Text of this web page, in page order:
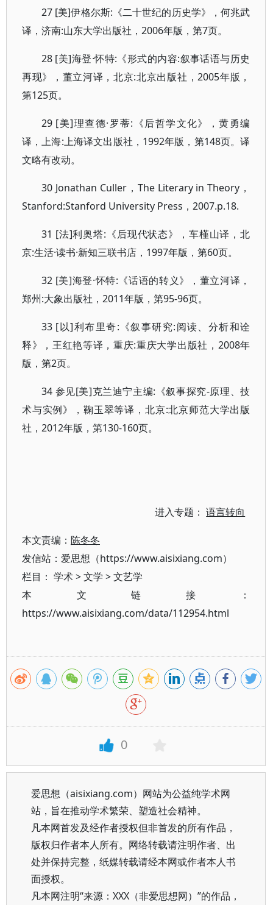
27 [美]伊格尔斯:《二十世纪的历史学》，何兆武
译，济南:山东大学出版社，2006年版，第7页。
28 [美]海登·怀特:《形式的内容:叙事话语与历史
再现》，董立河译，北京:北京出版社，2005年版，
第125页。
29 [美]理查德·罗蒂:《后哲学文化》，黄勇编
译，上海:上海译文出版社，1992年版，第148页。译
文略有改动。
30 Jonathan Culler，The Literary in Theory，
Stanford:Stanford University Press，2007.p.18.
31 [法]利奥塔:《后现代状态》，车槿山译，北
京:生活·读书·新知三联书店，1997年版，第60页。
32 [美]海登·怀特:《话语的转义》，董立河译，
郑州:大象出版社，2011年版，第95-96页。
33 [以]利布里奇:《叙事研究:阅读、分析和诠
释》，王红艳等译，重庆:重庆大学出版社，2008年
版，第2页。
34 参见[美]克兰迪宁主编:《叙事探究-原理、技
术与实例》，鞠玉翠等译，北京:北京师范大学出版
社，2012年版，第130-160页。
进入专题：语言转向
本文责编： 陈冬冬
发信站：爱思想（https://www.aisixiang.com）
栏目： 学术>文学 >文艺学
本文链接：
https://www.aisixiang.com/data/112954.html
0
爱思想（aisixiang.com）网站为公益纯学术网
站，旨在推动学术繁荣、塑造社会精神。
凡本网首发及经作者授权但非首发的所有作品，
版权归作者本人所有。网络转载请注明作者、出
处并保持完整，纸媒转载请经本网或作者本人书
面授权。
凡本网注明“来源：XXX（非爱思想网）”的作品，